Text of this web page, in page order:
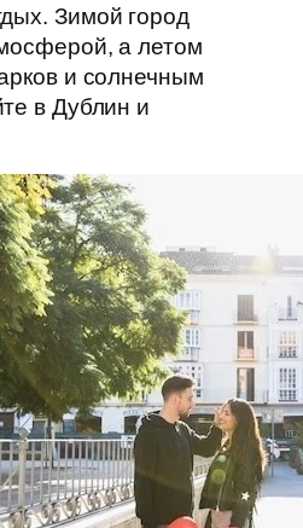
Зимой город
а летом
и солнечным
в Дублин и